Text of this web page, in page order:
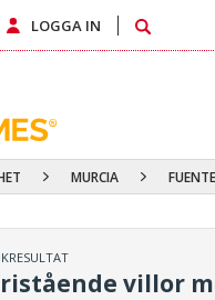
MURCIA
villor
LOGGA IN